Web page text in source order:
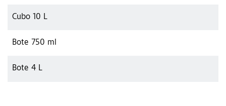
Cubo 10 L
Bote 750 ml
Bote 4 L